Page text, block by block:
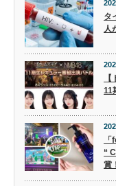
タ
人
11
“
賞！